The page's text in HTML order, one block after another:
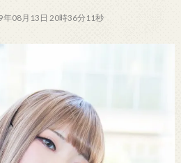
年08月13日 20時36分11秒